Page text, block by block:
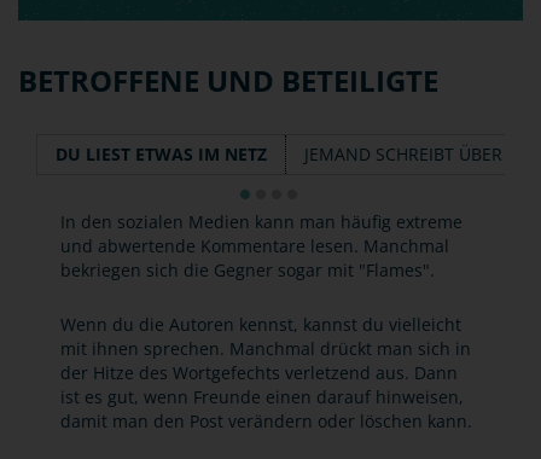
BETROFFENE UND BETEILIGTE
DU LIEST ETWAS IM NETZ JEMAND SCHREIBT ÜBER
In den sozialen Medien kann man häufig extreme
und abwertende Kommentare lesen. Manchmal
bekriegen sich die Gegner sogar mit "Flames".
Wenn du die Autoren kennst, kannst du vielleicht
mit ihnen sprechen. Manchmal drückt man sich in
der Hitze des Wortgefechts verletzend aus. Dann
ist es gut, wenn Freunde einen darauf hinweisen,
damit man den Post verändern oder löschen kann.